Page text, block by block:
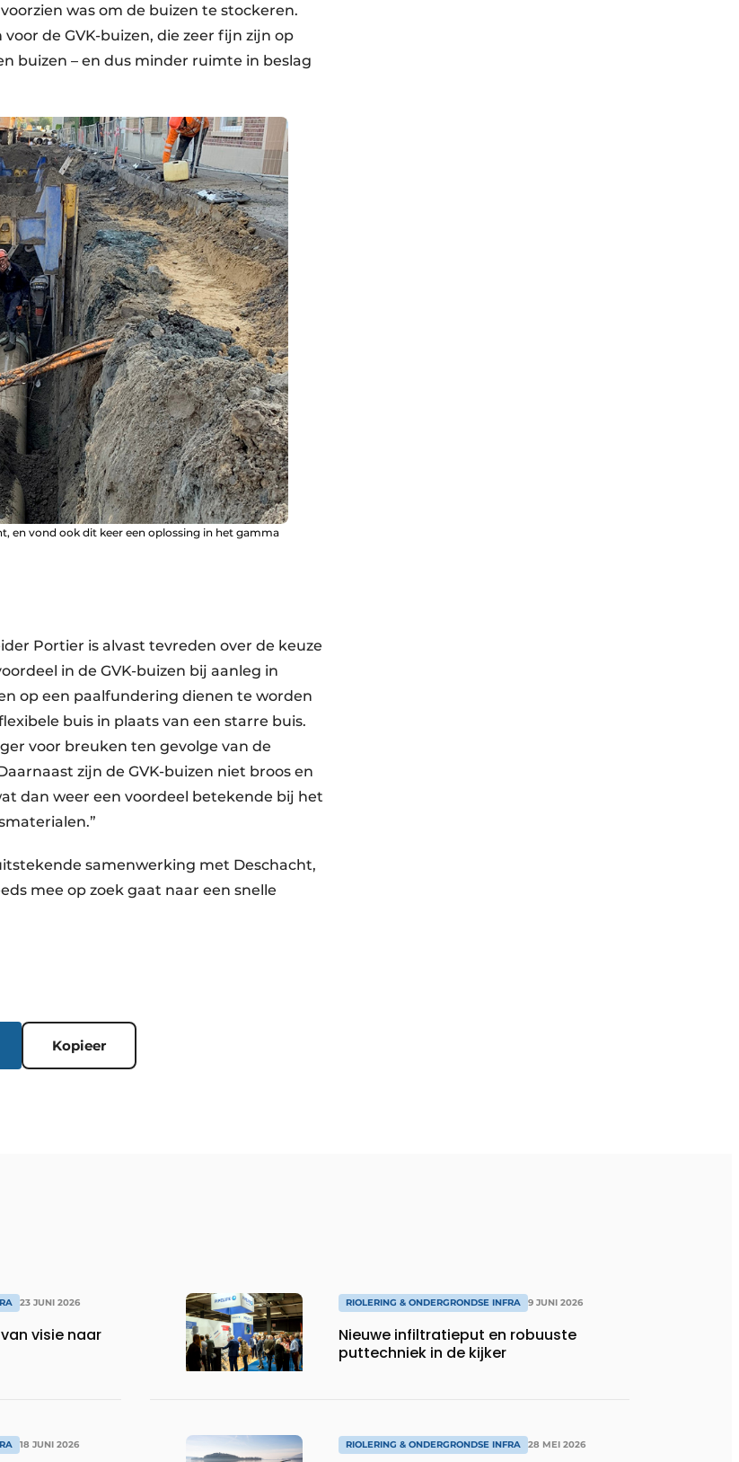
was om de buizen te stockeren.
de GVK-buizen, die zeer fijn zijn op
buizen – en dus minder ruimte in beslag
en vond ook dit keer een oplossing in het gamma
Portier is alvast tevreden over de keuze
in de GVK-buizen bij aanleg in
op een paalfundering dienen te worden
buis in plaats van een starre buis.
voor breuken ten gevolge van de
zijn de GVK-buizen niet broos en
dan weer een voordeel betekende bij het
samenwerking met Deschacht,
mee op zoek gaat naar een snelle
Kopieer
23 JUNI 2026
visie naar
18 JUNI 2026
RIOLERING & ONDERGRONDSE INFRA 9 JUNI 2026
Nieuwe infiltratieput en robuuste
puttechniek in de kijker
RIOLERING & ONDERGRONDSE INFRA 28 MEI 2026